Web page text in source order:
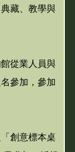
藏、教學與
從業人員與
參加，參加
創意標本桌